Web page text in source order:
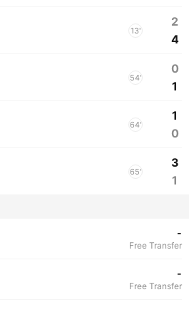
13'
2
4
54'
0
1
64'
1
0
65'
3
1
-
Free Transfer
-
Free Transfer